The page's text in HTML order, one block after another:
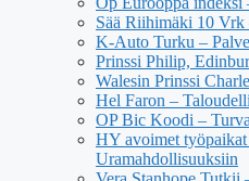
Sää Riihimäki 10
K-Auto Turku –
Prinssi Philip,
Walesin Prinssi
Hel Faron –
OP Bic Koodi –
HY avoimet työpaikat
Uramahdollisuuksiin